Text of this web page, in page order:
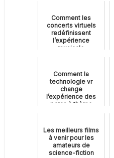
Comment les
concerts virtuels
redéfinissent
l’expérience
musicale
Comment la
technologie vr
change
l’expérience des
parcs à thème
Les meilleurs films
à venir pour les
amateurs de
science-fiction